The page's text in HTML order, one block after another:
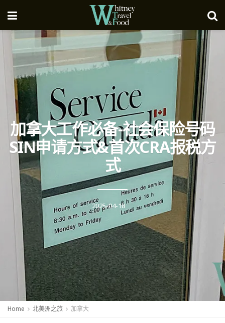
加拿大工作必备-社会保险号码
SIN申请方式&首次CRA报税方
式
2025-04-18
Home 北美洲之旅 加拿大